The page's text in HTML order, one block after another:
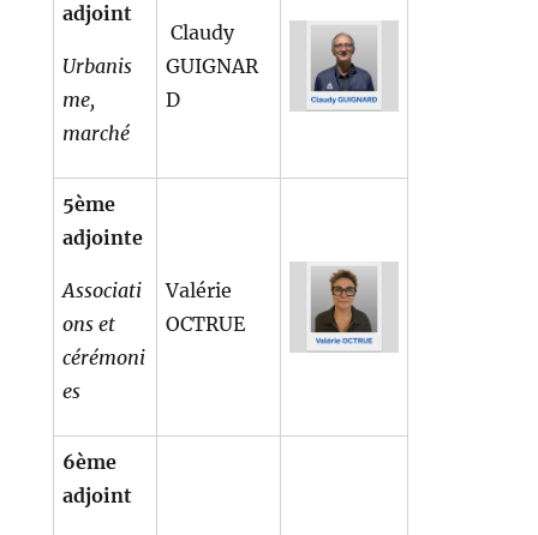
adjoint
Urbanis
me,
marché
Claudy
GUIGNAR
D
5ème
adjointe
Associati
ons et
cérémoni
es
Valérie
OCTRUE
6ème
adjoint